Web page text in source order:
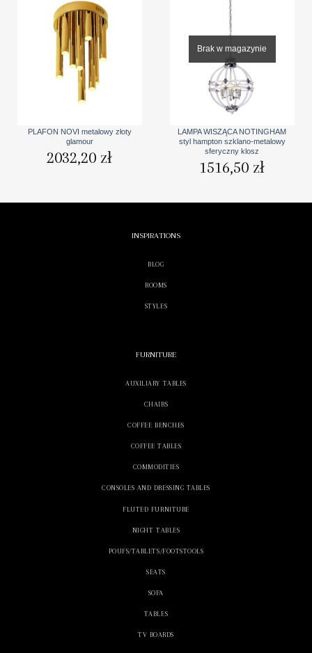
PLAFON NOVI metalowy złoty
glamour
2032,20 zł
Brak w magazynie
LAMPA WISZĄCA NOTINGHAM
styl hampton szklano-metalowy
sferyczny klosz
1516,50 zł
INSPIRATIONS
BLOG
ROOMS
STYLES
FURNITURE
AUXILIARY TABLES
CHAIRS
COFFEE BENCHES
COFFEE TABLES
COMMODITIES
CONSOLES AND DRESSING TABLES
FLUTED FURNITURE
NIGHT TABLES
POUFS/TABLETS/FOOTSTOOLS
SEATS
SOFA
TABLES
TV BOARDS